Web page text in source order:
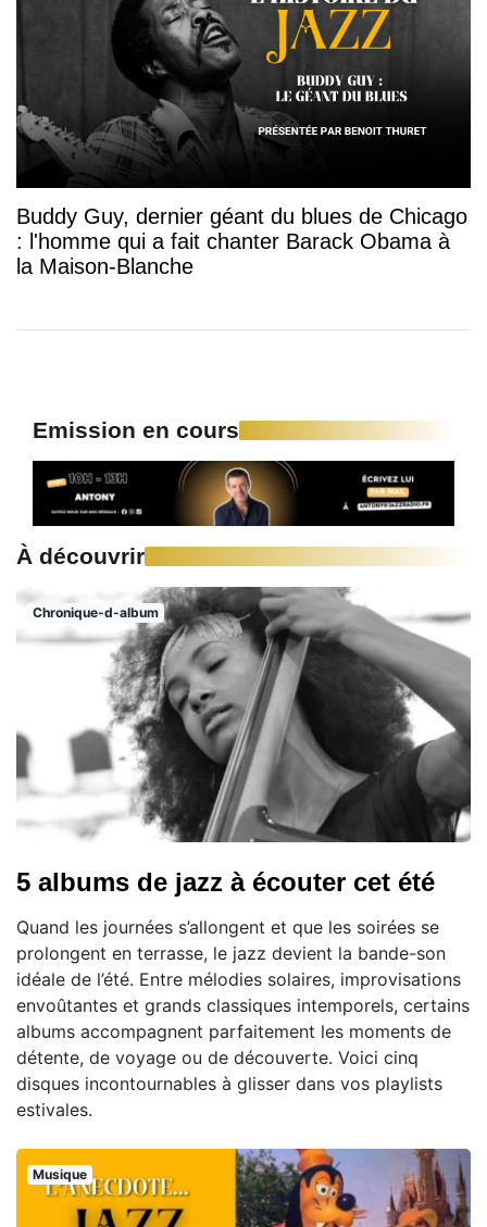
Buddy Guy, dernier géant du blues de Chicago
: l'homme qui a fait chanter Barack Obama à
la Maison-Blanche
Emission en cours
À découvrir
Chronique-d-album
5 albums de jazz à écouter cet été
Quand les journées s’allongent et que les soirées se
prolongent en terrasse, le jazz devient la bande-son
idéale de l’été. Entre mélodies solaires, improvisations
envoûtantes et grands classiques intemporels, certains
albums accompagnent parfaitement les moments de
détente, de voyage ou de découverte. Voici cinq
disques incontournables à glisser dans vos playlists
estivales.
Musique